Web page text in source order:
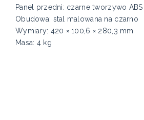
Panel przedni: czarne tworzywo ABS
Obudowa: stal malowana na czarno
Wymiary: 420 × 100,6 × 280,3 mm
Masa: 4 kg